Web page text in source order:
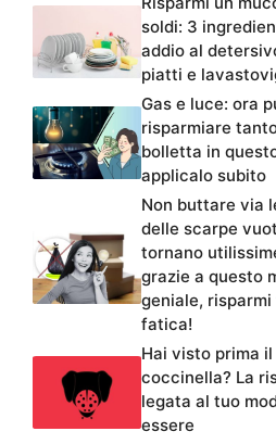
soldi: 3
addio al
piatti e
Gas e luce: ora
risparmiare
bolletta in
applicalo subito
Non buttare via
delle scarpe
tornano
grazie a questo
geniale,
fatica!
Hai visto prima
coccinella? La
legata al tuo
essere